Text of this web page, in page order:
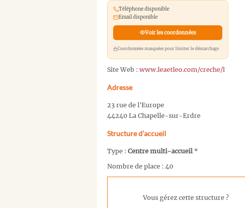
Téléphone disponible
Email disponible
Voir les coordonnées
Coordonnées masquées pour limiter le démarchage
Site Web : www.leaetleo.com/creche/l
Adresse
23 rue de l'Europe
44240 La Chapelle-sur-Erdre
Structure d’accueil
Type : Centre multi-accueil *
Nombre de place : 40
Vous gérez cette structure ?